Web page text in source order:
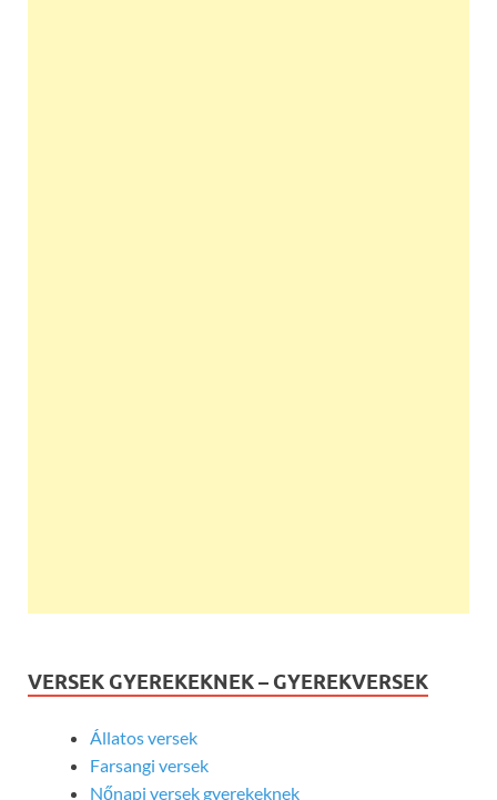
VERSEK GYEREKEKNEK – GYEREKVERSEK
Állatos versek
Farsangi versek
Nőnapi versek gyerekeknek